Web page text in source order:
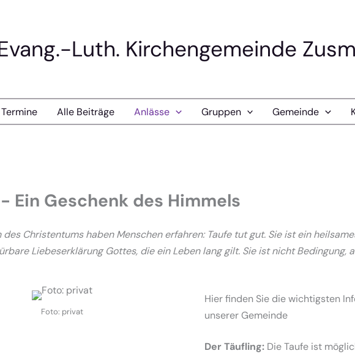
Luth. Kirchengemeinde
Termine Alle Beiträge Anlässe Gruppen Gemeinde
Ein Geschenk des Himmels
des Christentums haben Menschen erfahren: Taufe tut gut. Sie ist ein
Liebeserklärung Gottes, die ein Leben lang gilt. Sie ist nicht Bedingung,
Foto: privat
Hier finden Sie die wichtigsten
unserer Gemeinde
Der Täufling: Die Taufe ist